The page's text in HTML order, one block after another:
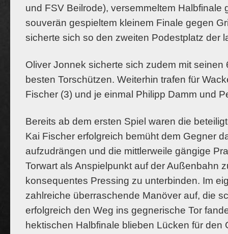
und FSV Beilrode), versemmeltem Halbfinale
souverän gespieltem kleinem Finale gegen
sicherte sich so den zweiten Podestplatz der
Oliver Jonnek sicherte sich zudem mit seinen
besten Torschützen. Weiterhin trafen für
Fischer (3) und je einmal Philipp Damm und
Bereits ab dem ersten Spiel waren die
Kai Fischer erfolgreich bemüht dem Gegner
aufzudrängen und die mittlerweile gängige
Torwart als Anspielpunkt auf der Außenbahn
konsequentes Pressing zu unterbinden. Im
zahlreiche überraschende Manöver auf, die
erfolgreich den Weg ins gegnerische Tor
hektischen Halbfinale blieben Lücken für den